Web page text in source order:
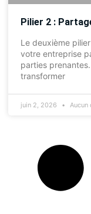
Pilier 2 :
Le deuxième
votre entreprise
parties
transformer
juin 2, 2026 Aucun